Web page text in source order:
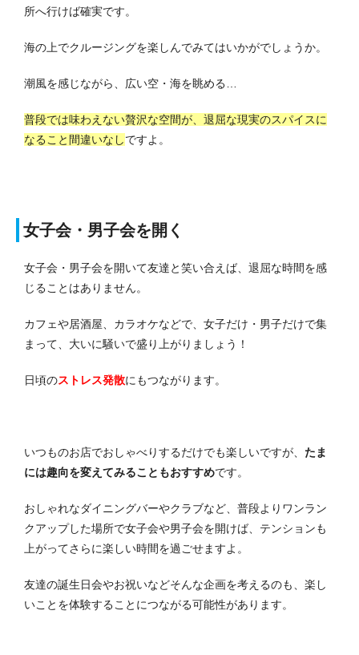
所へ行けば確実です。
海の上でクルージングを楽しんでみてはいかがでしょうか。
潮風を感じながら、広い空・海を眺める…
普段では味わえない贅沢な空間が、退屈な現実のスパイスに
なること間違いなしですよ。
女子会・男子会を開く
女子会・男子会を開いて友達と笑い合えば、退屈な時間を感
じることはありません。
カフェや居酒屋、カラオケなどで、女子だけ・男子だけで集
まって、大いに騒いで盛り上がりましょう！
日頃のストレス発散にもつながります。
いつものお店でおしゃべりするだけでも楽しいですが、 たま
には趣向を変えてみることもおすすめです。
おしゃれなダイニングバーやクラブなど、普段よりワンラン
クアップした場所で女子会や男子会を開けば、テンションも
上がってさらに楽しい時間を過ごせますよ。
友達の誕生日会やお祝いなどそんな企画を考えるのも、楽し
いことを体験することにつながる可能性があります。